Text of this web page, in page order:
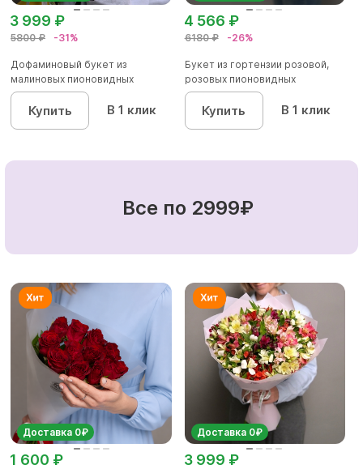
5800 ₽ -31%
3 999 ₽
Дофаминовый букет из
малиновых пионовидных
кустовых роз...
Купить В 1 клик
6180 ₽ -26%
4 566 ₽
Букет из гортензии розовой,
розовых пионовидных
кустовы...
Купить В 1 клик
Все по 2999₽
Доставка 0₽
1 600 ₽
Доставка 0₽
3 999 ₽